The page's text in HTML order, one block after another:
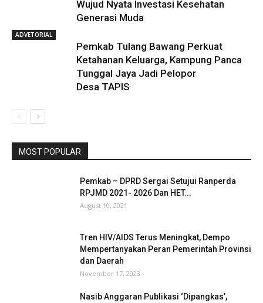
Wujud Nyata Investasi Kesehatan
Generasi Muda
ADVETORIAL
Pemkab Tulang Bawang Perkuat
Ketahanan Keluarga, Kampung Panca
Tunggal Jaya Jadi Pelopor
Desa TAPIS
MOST POPULAR
Pemkab – DPRD Sergai Setujui Ranperda
RPJMD 2021- 2026 Dan HET...
August 10, 2021
Tren HIV/AIDS Terus Meningkat, Dempo
Mempertanyakan Peran Pemerintah Provinsi
dan Daerah
November 17, 2023
Nasib Anggaran Publikasi ‘Dipangkas’,